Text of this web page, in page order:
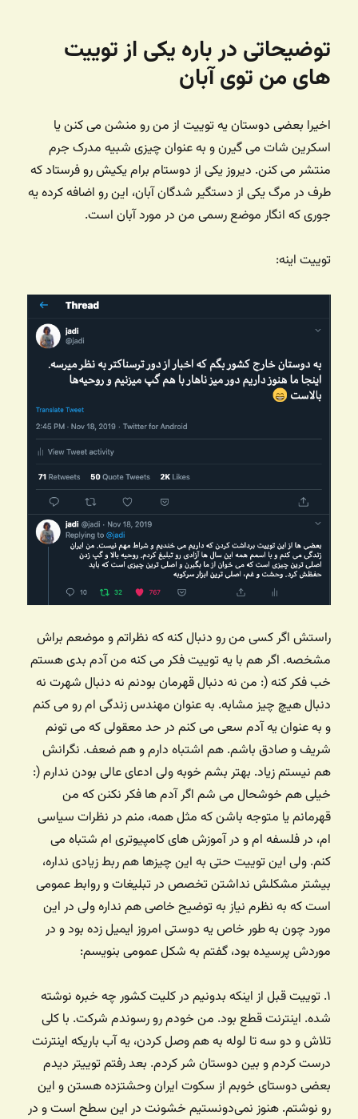
توضیحاتی در باره یکی از توییت
های من توی آبان
اخیرا بعضی دوستان یه توییت از من رو منشن می کنن یا
اسکرین شات می گیرن و به عنوان چیزی شبیه مدرک جرم
منتشر می کنن. دیروز یکی از دوستام برام یکیش رو فرستاد که
طرف در مرگ یکی از دستگیر شدگان آبان، این رو اضافه کرده یه
جوری که انگار موضع رسمی من در مورد آبان است.
توییت اینه:
راستش اگر کسی من رو دنبال کنه که نظراتم و موضعم براش
مشخصه. اگر هم با یه توییت فکر می کنه من آدم بدی هستم
خب فکر کنه (: من نه دنبال قهرمان بودنم نه دنبال شهرت نه
دنبال هیچ چیز مشابه. به عنوان مهندس زندگی ام رو می کنم
و به عنوان یه آدم سعی می کنم در حد معقولی که می تونم
شریف و صادق باشم. هم اشتباه دارم و هم ضعف. نگرانش
هم نیستم زیاد. بهتر بشم خوبه ولی ادعای عالی بودن ندارم (:
خیلی هم خوشحال می شم اگر آدم ها فکر نکنن که من
قهرمانم یا متوجه باشن که مثل همه، منم در نظرات سیاسی
ام، در فلسفه ام و در آموزش های کامپیوتری ام شتباه می
کنم. ولی این توییت حتی به این چیزها هم ربط زیادی نداره،
بیشتر مشکلش نداشتن تخصص در تبلیغات و روابط عمومی
است که به نظرم نیاز به توضیح خاصی هم نداره ولی در این
مورد چون به طور خاص یه دوستی امروز ایمیل زده بود و در
موردش پرسیده بود، گفتم به شکل عمومی بنویسم:
۱. توییت قبل از اینکه بدونیم در کلیت کشور چه خبره نوشته
شده. اینترنت قطع بود. من خودم رو رسوندم شرکت. با کلی
تلاش و دو سه تا لوله به هم وصل کردن، یه آب باریکه اینترنت
درست کردم و بین دوستان شر کردم. بعد رفتم توییتر دیدم
بعضی دوستای خوبم از سکوت ایران وحشتزده هستن و این
رو نوشتم. هنوز نمی‌دونستیم خشونت در این سطح است و در